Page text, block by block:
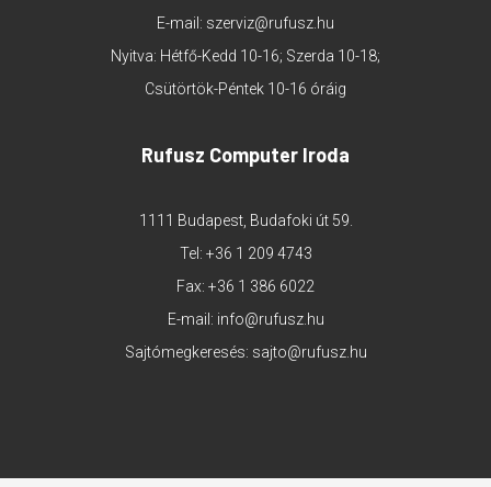
E-mail: szerviz@rufusz.hu
Nyitva: Hétfő-Kedd 10-16; Szerda 10-18;
Csütörtök-Péntek 10-16 óráig
Rufusz Computer Iroda
1111 Budapest, Budafoki út 59.
Tel: +36 1 209 4743
Fax: +36 1 386 6022
E-mail: info@rufusz.hu
Sajtómegkeresés: sajto@rufusz.hu